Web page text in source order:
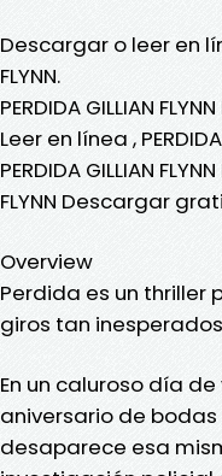
Descargar o leer en
FLYNN.
PERDIDA GILLIAN
Leer en línea , PERDIDA
PERDIDA GILLIAN
FLYNN Descargar
Overview
Perdida es un
giros tan
En un caluroso día
aniversario de bodas
desaparece esa